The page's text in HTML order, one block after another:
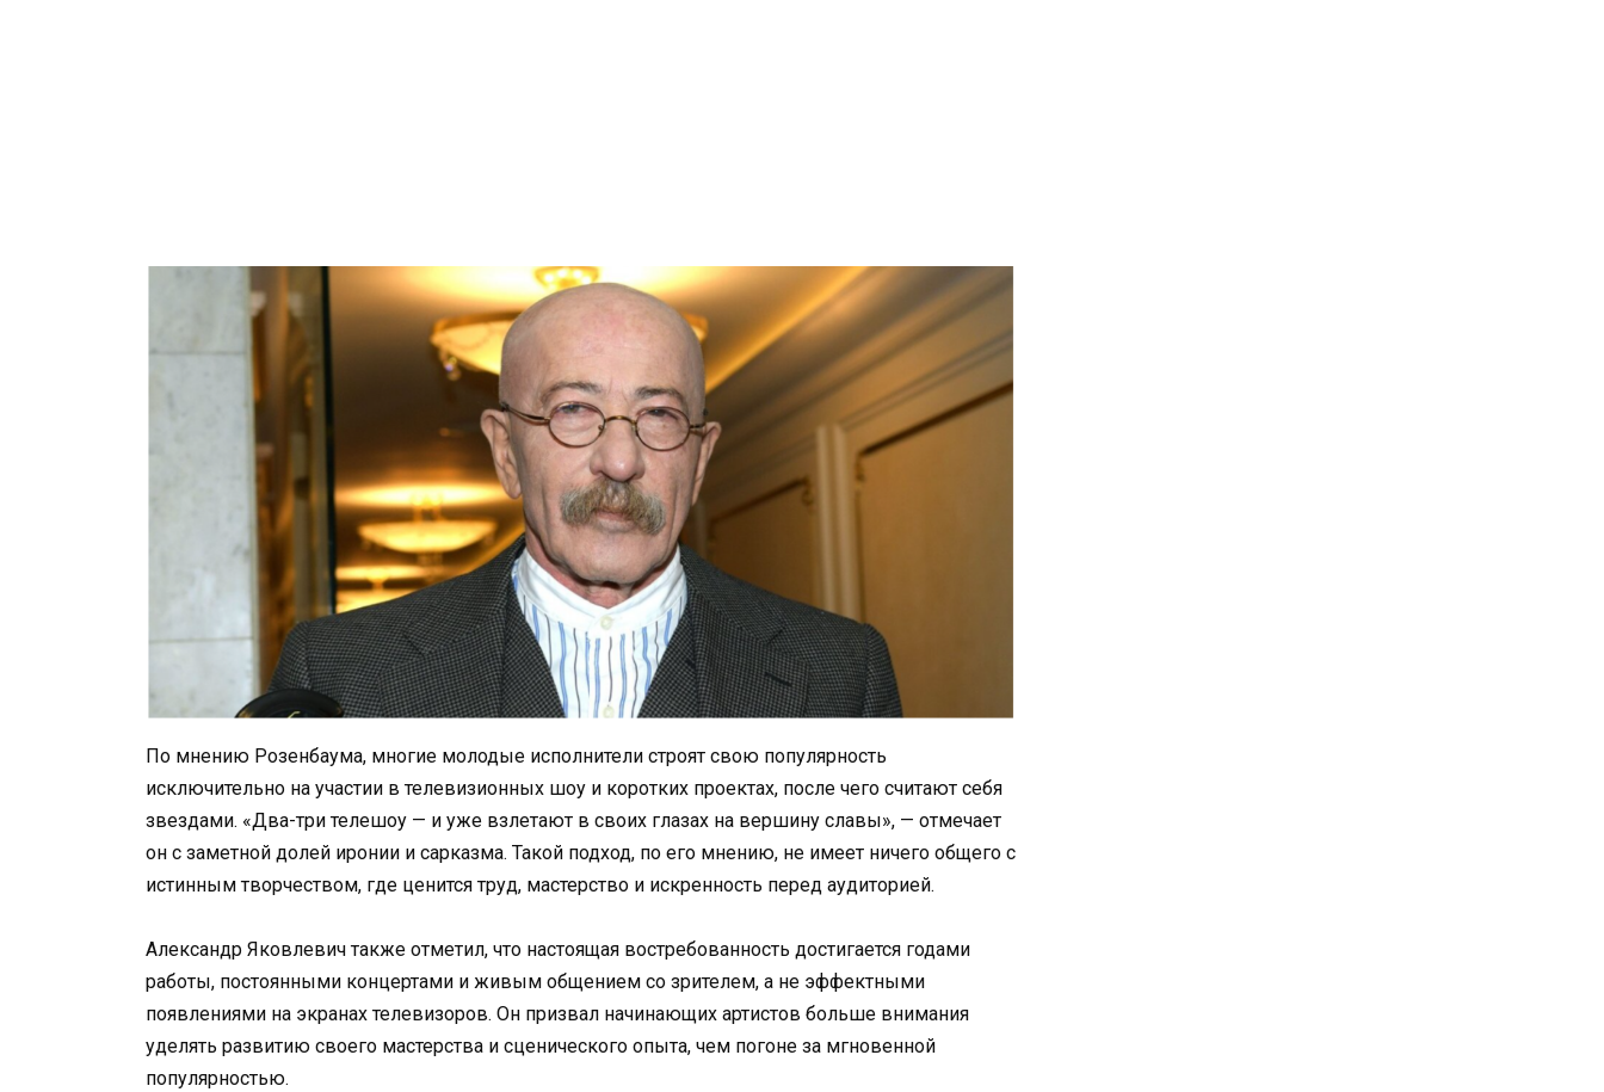
По мнению Розенбаума, многие молодые исполнители строят свою популярность
исключительно на участии в телевизионных шоу и коротких проектах, после чего считают себя
звездами. «Два-три телешоу — и уже взлетают в своих глазах на вершину славы», — отмечает
он с заметной долей иронии и сарказма. Такой подход, по его мнению, не имеет ничего общего с
истинным творчеством, где ценится труд, мастерство и искренность перед аудиторией.
Александр Яковлевич также отметил, что настоящая востребованность достигается годами
работы, постоянными концертами и живым общением со зрителем, а не эффектными
появлениями на экранах телевизоров. Он призвал начинающих артистов больше внимания
уделять развитию своего мастерства и сценического опыта, чем погоне за мгновенной
популярностью.